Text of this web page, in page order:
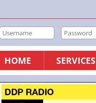
HOME SERVICES